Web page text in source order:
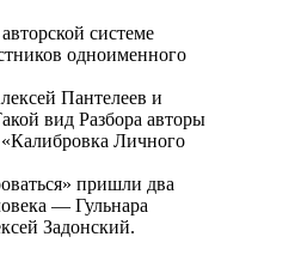
системе
одноименного
Пантелеев и
вид Разбора авторы
Личного
пришли два
— Гульнара
Задонский.